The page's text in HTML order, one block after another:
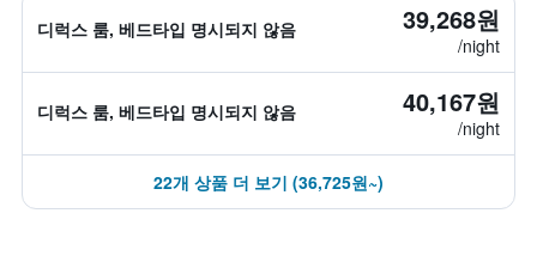
디럭스 룸, 베드타입 명시되지 않음 39,268원
/night
디럭스 룸, 베드타입 명시되지 않음 40,167원
/night
22개 상품 더 보기 (36,725원~)